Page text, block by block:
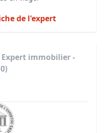
de l'expert
Expert immobilier -